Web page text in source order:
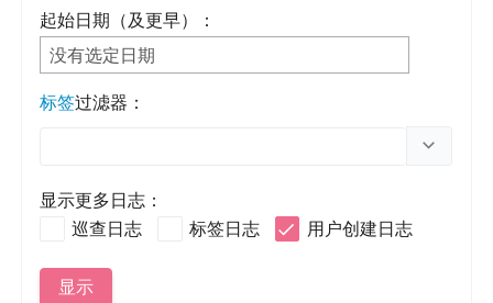
起始日期（及更早）：
没有选定日期
标签过滤器：
显示更多日志：
巡查日志
标签日志 用户创建日志
显示